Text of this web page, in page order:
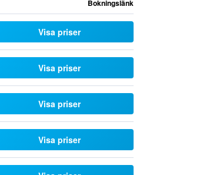
Bokningslänk
Visa priser
Visa priser
Visa priser
Visa priser